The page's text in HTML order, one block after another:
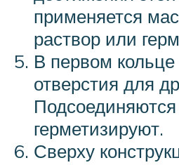
применяется
раствор или
В первом
отверстия для
герметизируют.
Сверху